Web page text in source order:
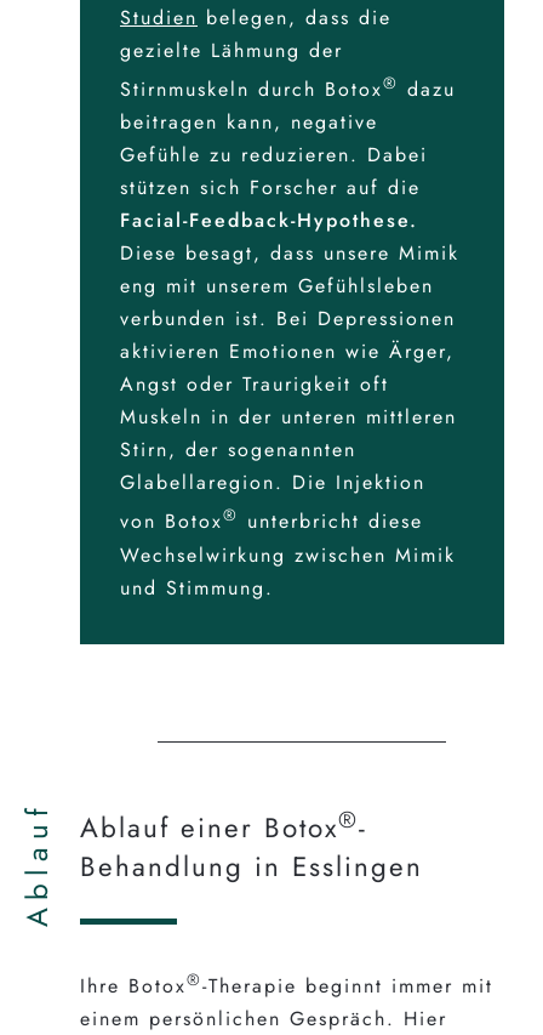
Studien belegen, dass die
gezielte Lähmung der
Stirnmuskeln durch Botox® dazu
beitragen kann, negative
Gefühle zu reduzieren. Dabei
stützen sich Forscher auf die
Facial-Feedback-Hypothese.
Diese besagt, dass unsere Mimik
eng mit unserem Gefühlsleben
verbunden ist. Bei Depressionen
aktivieren Emotionen wie Ärger,
Angst oder Traurigkeit oft
Muskeln in der unteren mittleren
Stirn, der sogenannten
Glabellaregion. Die Injektion
von Botox® unterbricht diese
Wechselwirkung zwischen Mimik
und Stimmung.
Ablauf Ablauf einer Botox®-
Behandlung in Esslingen
Ihre Botox®-Therapie beginnt immer mit
einem persönlichen Gespräch. Hier